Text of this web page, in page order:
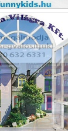
családi napközi